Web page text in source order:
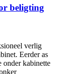
beligting
verlig
Eerder as
onder kabinette